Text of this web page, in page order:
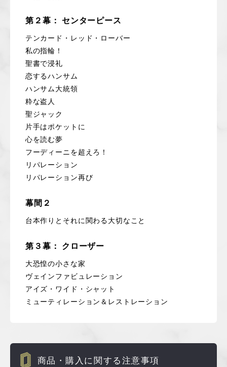
第２幕： センターピース
テンカード・レッド・ローバー
私の指輪！
聖書で浸礼
恋するハンサム
ハンサム大統領
粋な盗人
聖ジャック
片手はポケットに
心を読む夢
フーディーニを超えろ！
リパレーション
リパレーション再び
幕間２
台本作りとそれに関わる大切なこと
第３幕： クローザー
大恐惶の小さな家
ヴェインファビュレーション
アイズ・ワイド・シャット
ミューティレーション＆レストレーション
商品・購入に関する注意事項